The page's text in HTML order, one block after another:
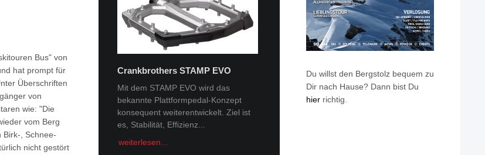
Bus" von
hat prompt für
Überschriften
von
wie: "Die
vom Berg
Birk-, Schnee-
nicht gestört
Crankbrothers STAMP EVO
Mit dem STAMP EVO wird das
bekannte Plattformpedal-Konzept
konsequent weiterentwickelt. Ziel ist
es, Stabilität, Effizienz...
weiterlesen...
Tobi Tritscher x Van Deer
Im Schnee Zuhause Name: Tobi
Trischer Alter: 31Homespot:
Schladming, AustriaSponsoren: Van
Du willst den Bergstolz bequem zu
Dir nach Hause? Dann bist Du
hierrichtig.